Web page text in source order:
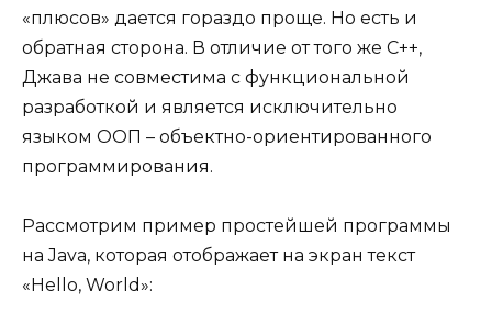
«плюсов» дается гораздо проще. Но есть и
обратная сторона. В отличие от того же С++,
Джава не совместима с функциональной
разработкой и является исключительно
языком ООП – объектно-ориентированного
программирования.
Рассмотрим пример простейшей программы
на Java, которая отображает на экран текст
«Hello, World»: